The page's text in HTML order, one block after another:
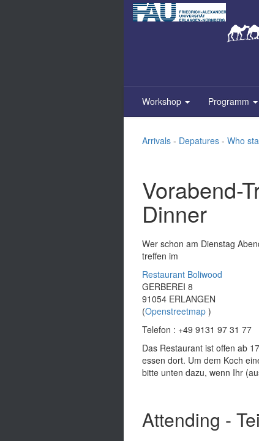
Zum
Inhalt
Workshop Programm
Arrivals - Depatures - Who
Vorabend-
Dinner
Wer schon am Dienstag
treffen im
Restaurant Boliwood
GERBEREI 8
91054 ERLANGEN
(Openstreetmap )
Telefon : +49 9131 97 31 77
Das Restaurant ist offen ab
essen dort. Um dem Koch
bitte unten dazu, wenn Ihr
Attending -